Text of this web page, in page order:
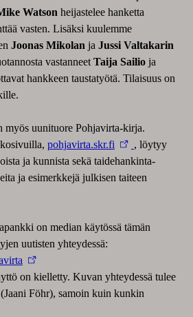
Watson heijastelee hanketta
vasten. Lisäksi kuulemme
Joonas Mikolan ja Jussi Valtakarin
vastanneet Taija Sailioja
hankkeen taustatyötä. Tilaisuus on
myös uunituore Pohjavirta-kirja.
pohjavirta.skr.fi
, löytyy
ja kunnista sekä taidehankinta-
ja esimerkkejä julkisen taiteen
on median käytössä tämän
uutisten yhteydessä:
on kielletty. Kuvan yhteydessä tulee
Föhr), samoin kuin kunkin